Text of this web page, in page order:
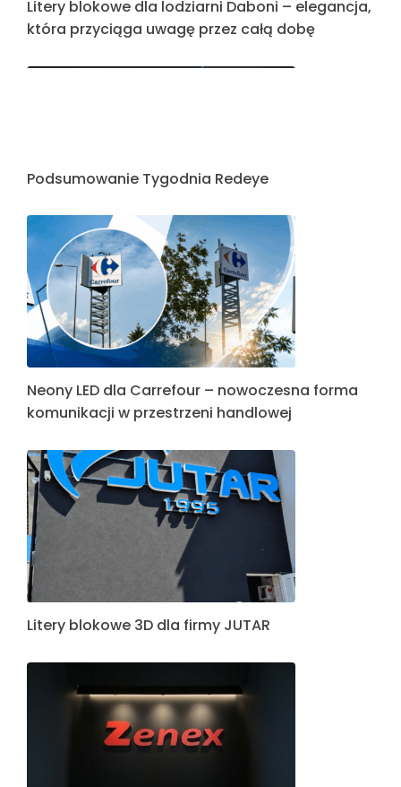
Nowoczesne oblicze miasta: Redeye Group
odpowiada za nowe litery blokowe dla
Markowa
Litery blokowe dla lodziarni Daboni – elegancja,
która przyciąga uwagę przez całą dobę
Podsumowanie Tygodnia Redeye